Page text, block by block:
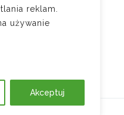
reklam.
używanie
Akceptuj